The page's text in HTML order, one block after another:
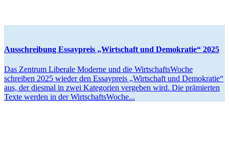
Ausschreibung Essay­preis „Wirtschaft und Demokratie“ 2025
Das Zentrum Liberale Moderne und die Wirtschafts­Woche
schreiben 2025 wieder den Essay­preis „Wirtschaft und Demokratie“
aus, der diesmal in zwei Kategorien vergeben wird. Die prämierten
Texte werden in der WirtschaftsWoche...